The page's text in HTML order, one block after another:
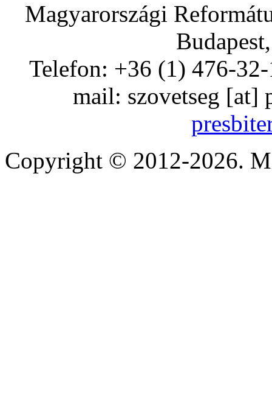
Magyarországi
Telefon: +36 (1) 476-
mail: szovetseg [at]
Copyright © 2012-2026.